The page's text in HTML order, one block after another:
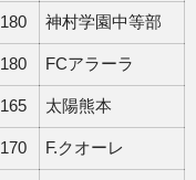
180 神村学園中等部
180 FCアラーラ
165 太陽熊本
170 F.クオーレ